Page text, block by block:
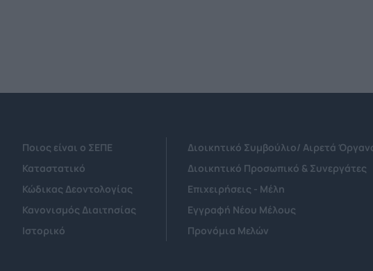
Ποιος είναι ο ΣΕΠΕ
Καταστατικό
Κώδικας Δεοντολογίας
Κανονισμός Διαιτησίας
Ιστορικό
Διοικητικό Συμβούλιο/ Αιρετά
Διοικητικό Προσωπικό & Συνεργάτες
Επιχειρήσεις - Μέλη
Εγγραφή Νέου Μέλους
Προνόμια Μελών